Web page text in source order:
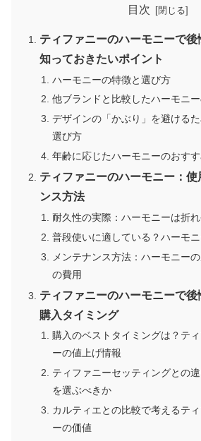
目次
ティファニーのハーモニーで後
知っておきたいポイント
ハーモニーの特徴と選び方
他ブランドと比較したハーモニ
デザインの「かぶり」を避ける
選び方
年齢に応じたハーモニーのおす
ティファニーのハーモニー：
ンス方法
耐久性の実際：ハーモニーは折
普段使いに適している？ハーモ
メンテナンス方法：ハーモニー
の費用
ティファニーのハーモニーで
購入タイミング
購入のベストタイミングは？テ
ーの値上げ情報
ティファニーセッティングとの
を選ぶべきか
カルティエとの比較で考えるテ
ーの価値